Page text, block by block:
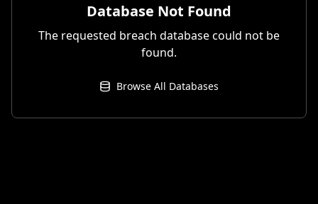
Database Not Found
The requested breach database could not be
found.
Browse All Databases